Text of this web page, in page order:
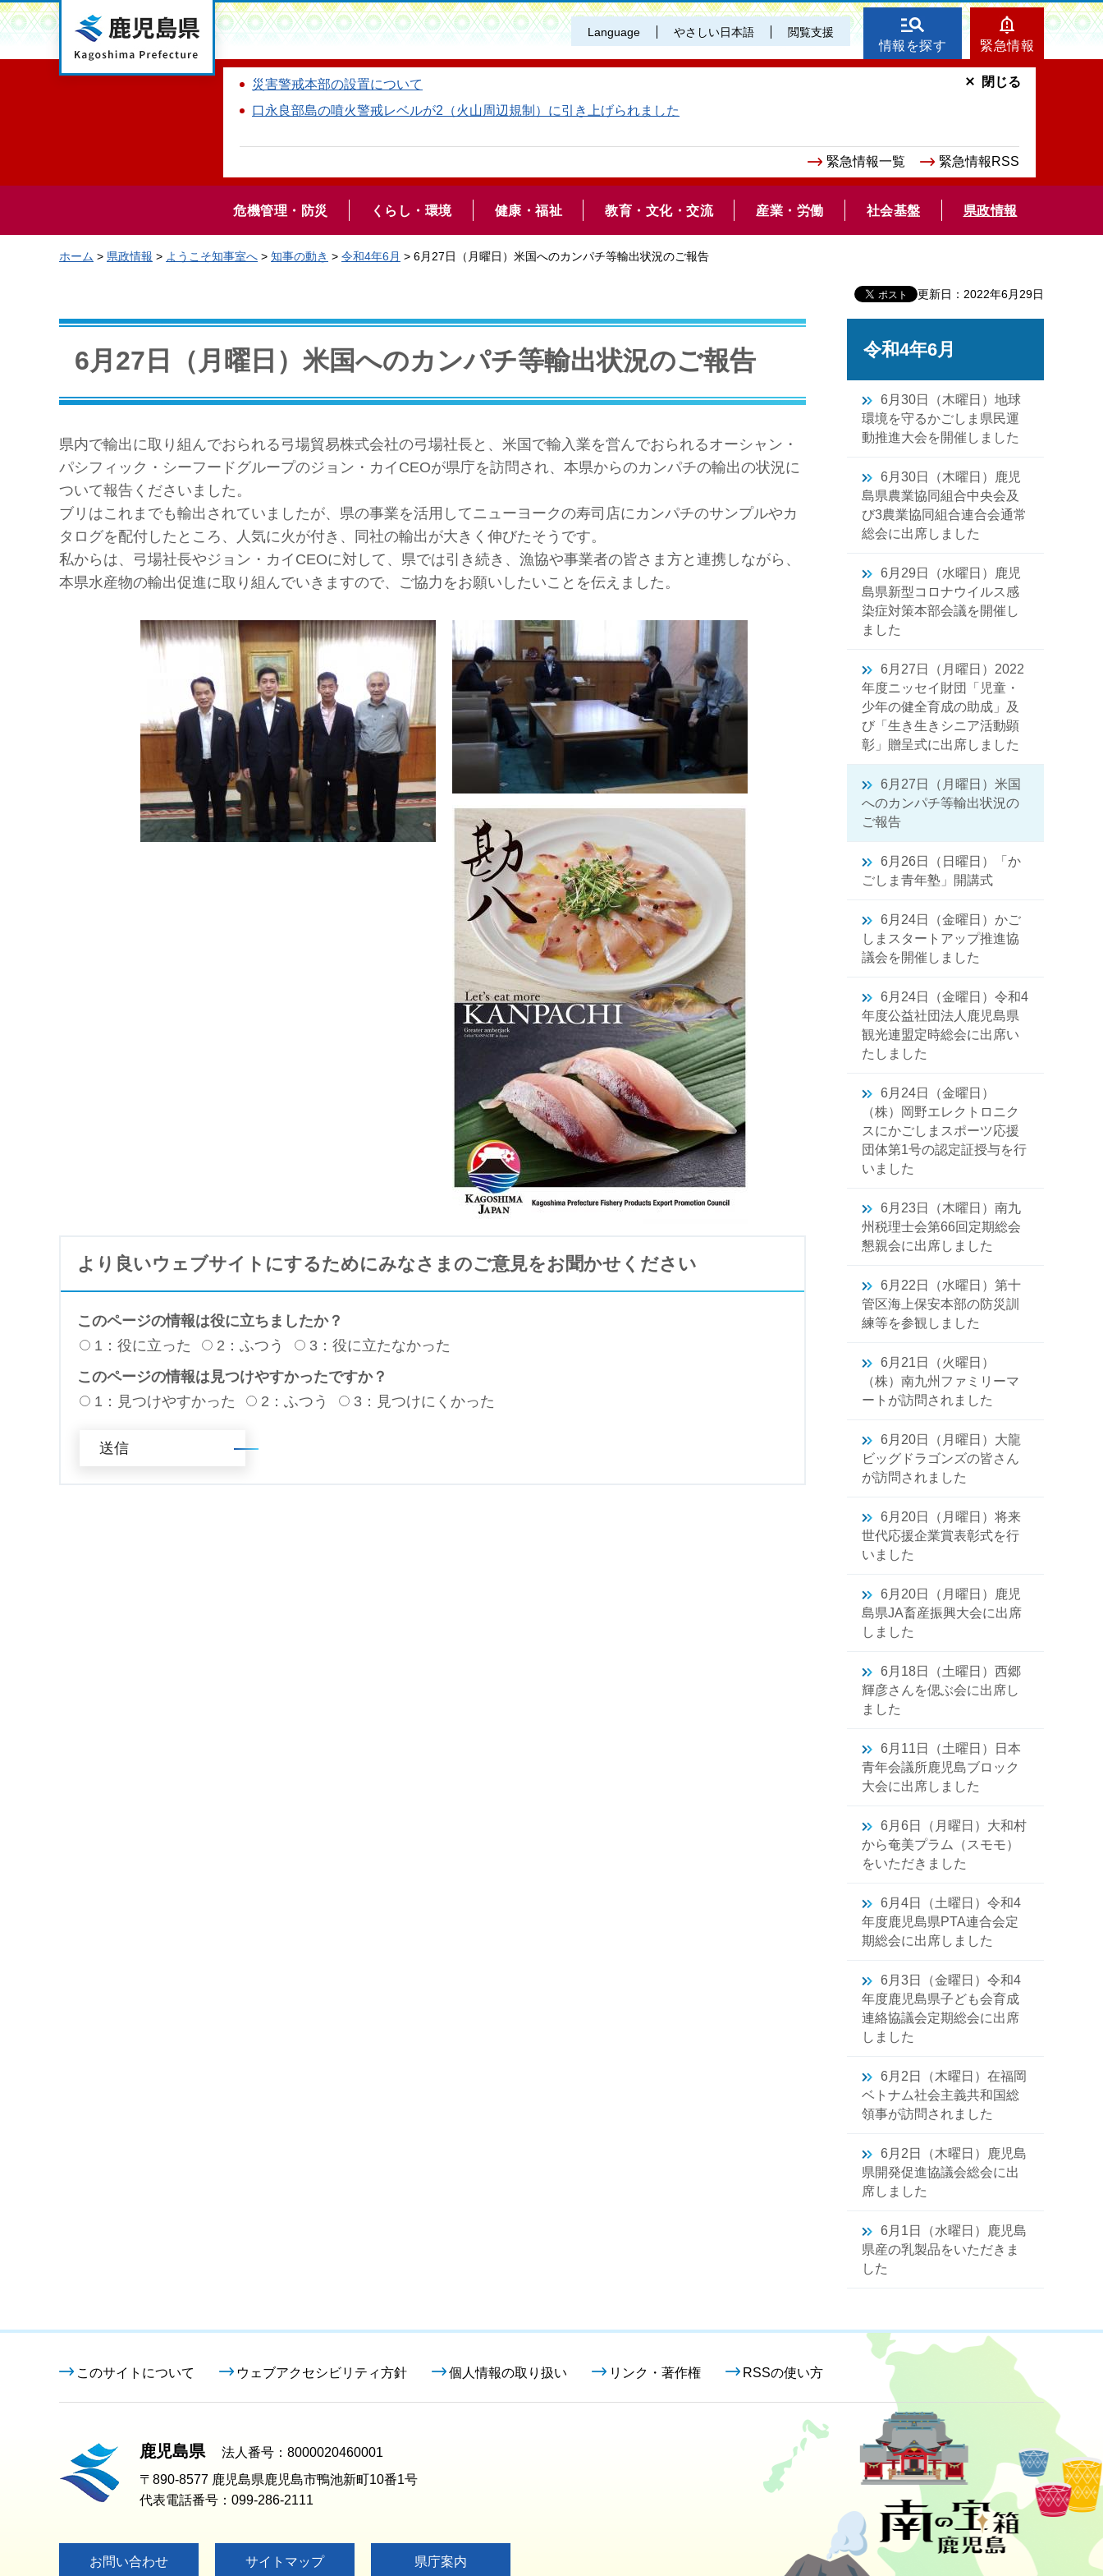
鹿児島県 Language やさしい日本語 閲覧支援
情報を探す 緊急情報
災害警戒本部の設置について
口永良部島の噴火警戒レベルが2（火山周辺規制）に引き上げられました
緊急情報一覧 緊急情報RSS
閉じる
危機管理・防災 くらし・環境 健康・福祉 教育・文化・交流 産業・労働 社会基盤 県政情報
ホーム > 県政情報 > ようこそ知事室へ > 知事の動き > 令和4年6月 > 6月27日（月曜日）米国へのカンパチ等輸出状況のご報告
更新日：2022年6月29日
6月27日（月曜日）米国へのカンパチ等輸出状況のご報告
県内で輸出に取り組んでおられる弓場貿易株式会社の弓場社長と、米国で輸入業を営んでおられるオーシャン・
パシフィック・シーフードグループのジョン・カイCEOが県庁を訪問され、本県からのカンパチの輸出の状況に
ついて報告くださいました。
ブリはこれまでも輸出されていましたが、県の事業を活用してニューヨークの寿司店にカンパチのサンプルやカ
タログを配付したところ、人気に火が付き、同社の輸出が大きく伸びたそうです。
私からは、弓場社長やジョン・カイCEOに対して、県では引き続き、漁協や事業者の皆さま方と連携しながら、
本県水産物の輸出促進に取り組んでいきますので、ご協力をお願いしたいことを伝えました。
より良いウェブサイトにするためにみなさまのご意見をお聞かせください
このページの情報は役に立ちましたか？
1：役に立った
2：ふつう
3：役に立たなかった
このページの情報は見つけやすかったですか？
1：見つけやすかった
2：ふつう 3：見つけにくかった
令和4年6月
6月30日（木曜日）地球
環境を守るかごしま県民運
動推進大会を開催しました
6月30日（木曜日）鹿児
島県農業協同組合中央会及
び3農業協同組合連合会通常
総会に出席しました
6月29日（水曜日）鹿児
島県新型コロナウイルス感
染症対策本部会議を開催し
ました
6月27日（月曜日）2022
年度ニッセイ財団「児童・
少年の健全育成の助成」及
び「生き生きシニア活動顕
彰」贈呈式に出席しました
6月27日（月曜日）米国
へのカンパチ等輸出状況の
ご報告
6月26日（日曜日）「か
ごしま青年塾」開講式
6月24日（金曜日）かご
しまスタートアップ推進協
議会を開催しました
6月24日（金曜日）令和4
年度公益社団法人鹿児島県
観光連盟定時総会に出席い
たしました
6月24日（金曜日）
（株）岡野エレクトロニク
スにかごしまスポーツ応援
団体第1号の認定証授与を行
いました
6月23日（木曜日）南九
州税理士会第66回定期総会
懇親会に出席しました
6月22日（水曜日）第十
管区海上保安本部の防災訓
練等を参観しました
6月21日（火曜日）
（株）南九州ファミリーマ
ートが訪問されました
6月20日（月曜日）大龍
ビッグドラゴンズの皆さん
が訪問されました
6月20日（月曜日）将来
世代応援企業賞表彰式を行
いました
6月20日（月曜日）鹿児
島県JA畜産振興大会に出席
しました
6月18日（土曜日）西郷
輝彦さんを偲ぶ会に出席し
ました
6月11日（土曜日）日本
青年会議所鹿児島ブロック
大会に出席しました
6月6日（月曜日）大和村
から奄美プラム（スモモ）
をいただきました
6月4日（土曜日）令和4
年度鹿児島県PTA連合会定
期総会に出席しました
6月3日（金曜日）令和4
年度鹿児島県子ども会育成
連絡協議会定期総会に出席
しました
6月2日（木曜日）在福岡
ベトナム社会主義共和国総
領事が訪問されました
6月2日（木曜日）鹿児島
県開発促進協議会総会に出
席しました
6月1日（水曜日）鹿児島
県産の乳製品をいただきま
した
このサイトについて ウェブアクセシビリティ方針 個人情報の取り扱い リンク・著作権 RSSの使い方
鹿児島県
法人番号：8000020460001
〒890-8577 鹿児島県鹿児島市鴨池新町10番1号
代表電話番号：099-286-2111
お問い合わせ サイトマップ 県庁案内